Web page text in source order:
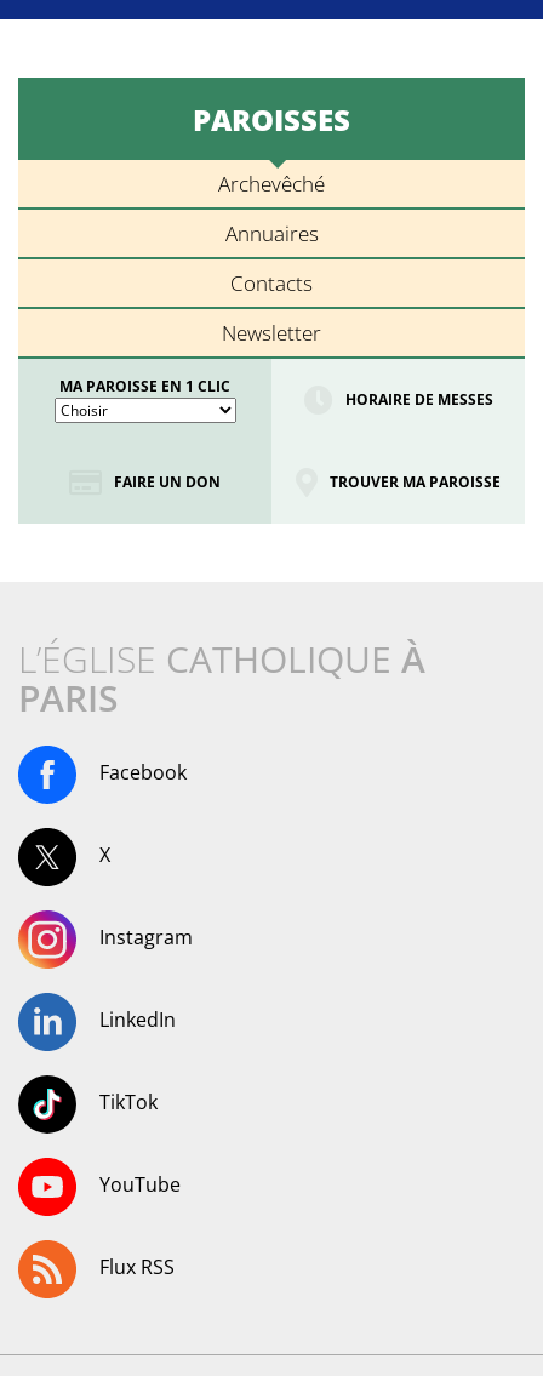
PAROISSES
Archevêché
Annuaires
Contacts
Newsletter
MA PAROISSE EN 1 CLIC
HORAIRE DE MESSES
FAIRE UN DON TROUVER MA PAROISSE
L’ÉGLISE CATHOLIQUE À
PARIS
Facebook
X
Instagram
LinkedIn
TikTok
YouTube
Flux RSS